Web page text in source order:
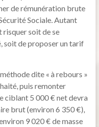
de rémunération brute
Sociale. Autant
risquer soit de se
soit de proposer un tarif
dite « à rebours »
puis remonter
ciblant 5 000 € net devra
brut (environ 6 350 €),
9 020 € de masse